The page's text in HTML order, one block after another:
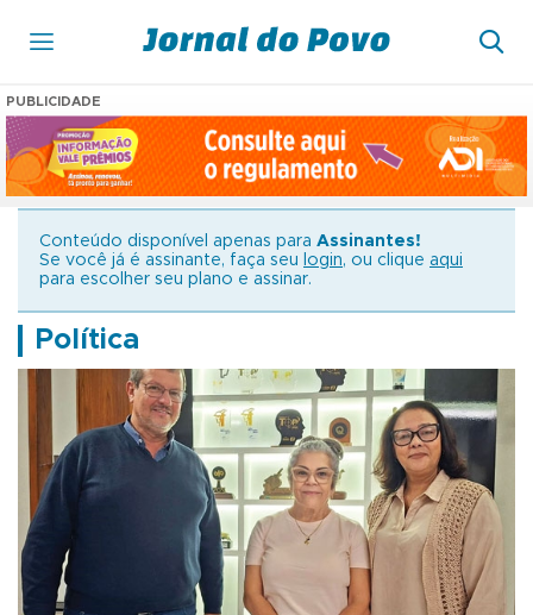
PUBLICIDADE
Conteúdo disponível apenas para Assinantes!
Se você já é assinante, faça seu
login, ou clique aqui
para escolher seu plano e assinar.
Política